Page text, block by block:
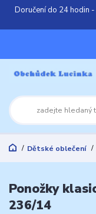
Doručení do 24 hodin
Dětské oblečení
Ponožky
236/14